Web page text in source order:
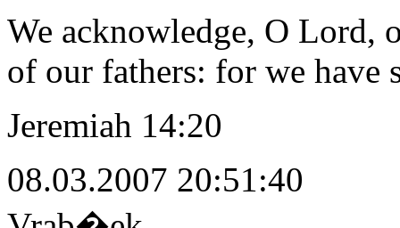
We acknowledge, O Lord,
of our fathers: for we have
Jeremiah 14:20
08.03.2007 20:51:40